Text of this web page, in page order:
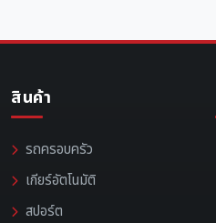
สินค้า
รถครอบครัว
เกียร์อัตโนมัติ
สปอร์ต